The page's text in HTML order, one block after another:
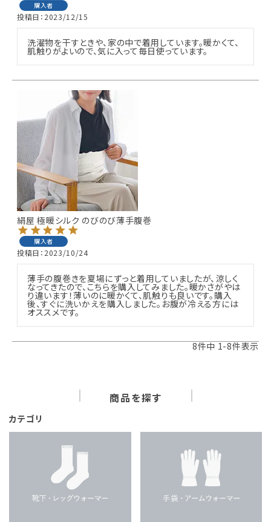
購入者
投稿日 2023/12/15
洗濯物を干すときや、家の中で着用しています。暖かくて、
肌触りがよいので、気に入って毎日使っています。
絹屋 極暖シルク のびのび薄手腹巻
購入者
投稿日 2023/10/24
薄手の腹巻きを夏場にずっと着用していましたが、涼しく
なってきたので、こちらを購入してみました。暖かさがやは
り違います！薄いのに暖かくて、肌触りも良いです。購入
後、すぐに洗いかえを購入しました。お腹が冷える方には
オススメです。
8件中 1-8件表示
商品を探す
カテゴリ